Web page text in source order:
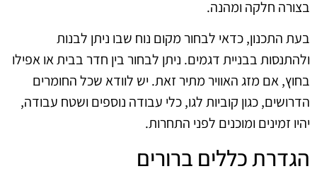
בצורה חלקה ומהנה.
בעת התכנון, כדאי לבחור מקום נוח שבו ניתן לבנות
ולהתנסות בבניית דגמים. ניתן לבחור בין חדר בבית או אפילו
בחוץ, אם מזג האוויר מתיר זאת. יש לוודא שכל החומרים
הדרושים, כגון קוביות לגו, כלי עבודה נוספים ושטח עבודה,
יהיו זמינים ומוכנים לפני התחרות.
הגדרת כללים ברורים